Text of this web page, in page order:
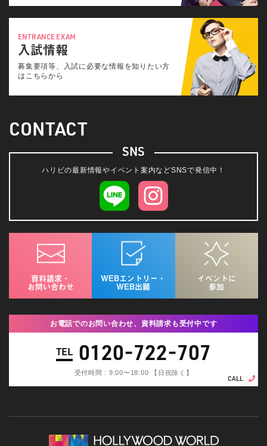
ENTRANCE EXAM
入試情報
募集要項等、入試に必要な情報を知りたい方
はこちらから
CONTACT
SNS
ハリビの最新情報やイベント案内などSNSで発信中！
資料請求・
お問い合わせ
WEBエントリー・
WEB出願
イベントに
参加
お電話でのお問い合わせ、資料請求も受付中です
TEL 0120-722-707
受付時間 : 9:00〜18:00 【日祝除く】
CALL